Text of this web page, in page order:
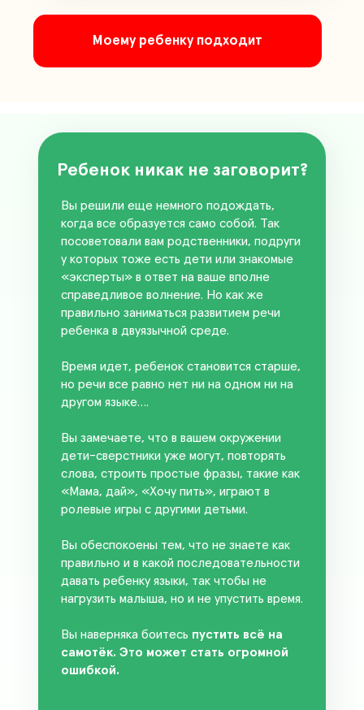
Моему ребенку подходит
Вы решили еще немного подождать,
когда все образуется само собой. Так
посоветовали вам родственники, подруги
у которых тоже есть дети или знакомые
«эксперты» в ответ на ваше вполне
справедливое волнение. Но как же
правильно заниматься развитием речи
ребенка в двуязычной среде.
Время идет, ребенок становится старше,
но речи все равно нет ни на одном ни на
другом языке….
Вы замечаете, что в вашем окружении
дети-сверстники уже могут, повторять
слова, строить простые фразы, такие как
«Мама, дай», «Хочу пить», играют в
ролевые игры с другими детьми.
Вы обеспокоены тем, что не знаете как
правильно и в какой последовательности
давать ребенку языки, так чтобы не
нагрузить малыша, но и не упустить время.
Вы наверняка боитесь пустить всё на
самотёк. Это может стать огромной
ошибкой.
Ребенок никак не заговорит?